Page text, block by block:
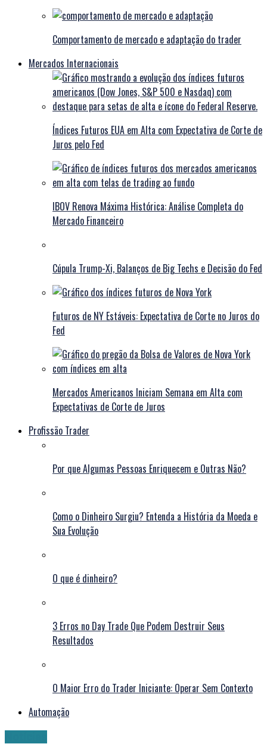
Comportamento de mercado e adaptação do trader
Mercados Internacionais
Índices Futuros EUA em Alta com Expectativa de Corte de
Juros pelo Fed
IBOV Renova Máxima Histórica: Análise Completa do
Mercado Financeiro
Cúpula Trump-Xi, Balanços de Big Techs e Decisão do Fed
Futuros de NY Estáveis: Expectativa de Corte no Juros do
Fed
Mercados Americanos Iniciam Semana em Alta com
Expectativas de Corte de Juros
Profissão Trader
Por que Algumas Pessoas Enriquecem e Outras Não?
Como o Dinheiro Surgiu? Entenda a História da Moeda e
Sua Evolução
O que é dinheiro?
3 Erros no Day Trade Que Podem Destruir Seus
Resultados
O Maior Erro do Trader Iniciante: Operar Sem Contexto
Automação